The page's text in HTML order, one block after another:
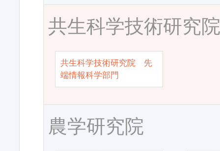
共生科学技術研究
共生科学技術研究院 先
端情報科学部門
農学研究院